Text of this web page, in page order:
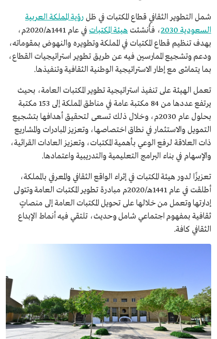
شمل التطوير الثقافي قطاع المكتبات في ظل رؤية المملكة العربية
السعودية 2030
، فأُنشئت هيئة المكتبات
في عام 1441هـ/2020م،
بهدف تنظيم قطاع المكتبات في المملكة وتطويره والنهوض بمقوماته،
ودعم وتشجيع الممارسين فيه عن طريق تطوير استراتيجيات القطاع،
بما يتماشى مع إطار الاستراتيجية الوطنية الثقافية وتنفيذها.
تعمل الهيئة على تنفيذ استراتيجية تطوير المكتبات العامة، بحيث
يرتفع عددها من 84 مكتبة عامة في مناطق المملكة إلى 153 مكتبة
بحلول عام 2030م، وخلال ذلك تسعى لتحقيق أهدافها بتشجيع
التمويل والاستثمار في نطاق اختصاصها، وتعزيز المبادرات والمشاريع
ذات العلاقة لرفع الوعي بأهمية المكتبات، وتعزيز العادات القرائية،
والإسهام في بناء البرامج التعليمية والتدريبية واعتمادها.
تعزيزًا لدور هيئة المكتبات في إثراء الواقع الثقافي والمعرفي بالمملكة،
أطلقت في عام 1441هـ/2020م مبادرة تطوير المكتبات العامة وتتولى
إدارتها وتعمل من خلالها على تحويل المكتبات العامة إلى منصاتٍ
ثقافية بمفهوم اجتماعي شامل وحديث، تلتقي فيه أنماط الإبداع
الثقافي كافة.